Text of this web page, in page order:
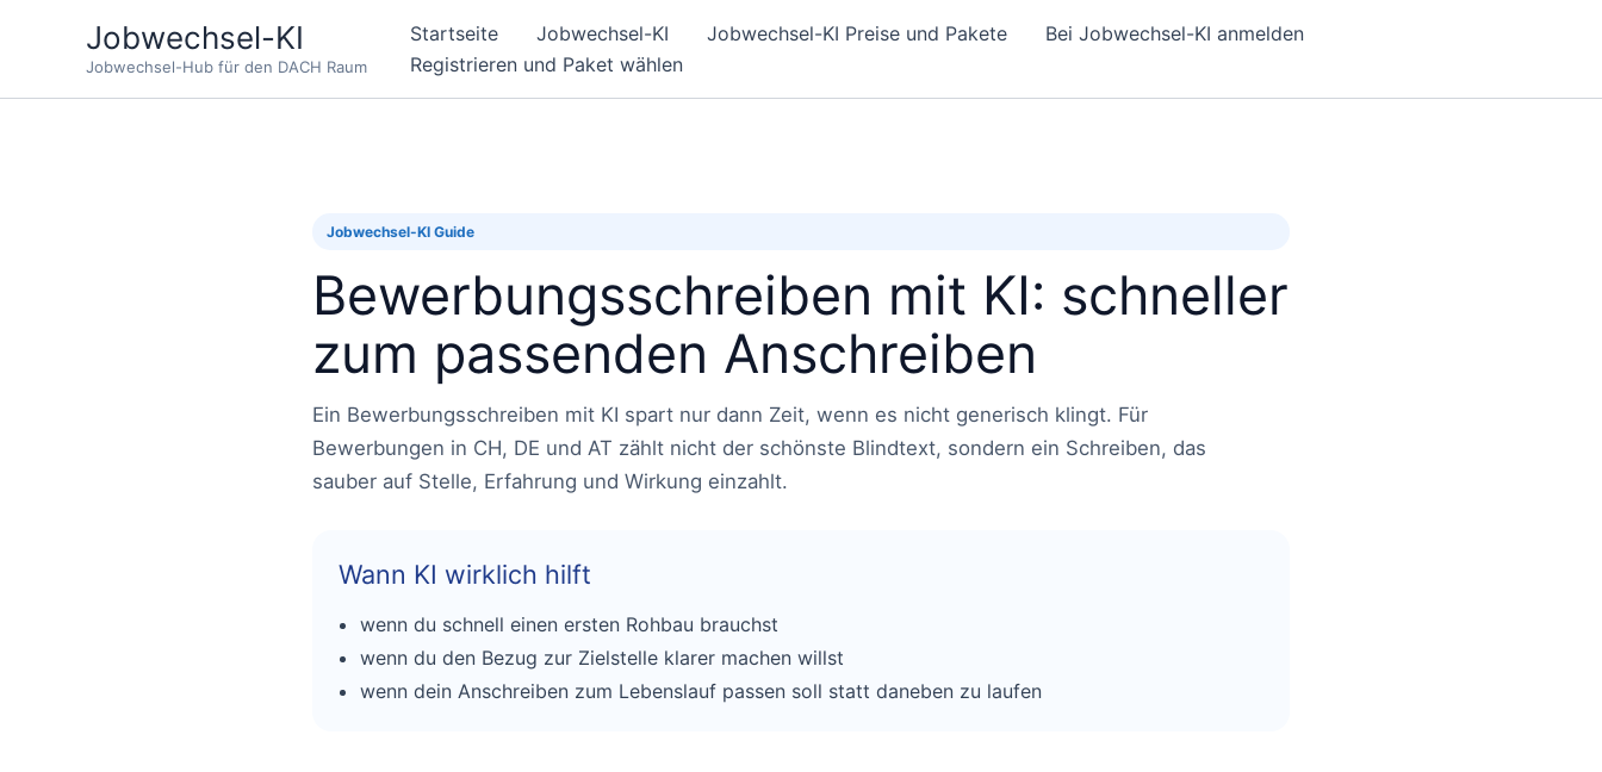
Jobwechsel-KI
Jobwechsel-Hub für den DACH Raum
Startseite Jobwechsel-KI Jobwechsel-KI Preise und Pakete
Bei Jobwechsel-KI anmelden
Registrieren und Paket wählen
Jobwechsel-KI Guide
Bewerbungsschreiben mit KI: schneller
zum passenden Anschreiben
Ein Bewerbungsschreiben mit KI spart nur dann Zeit, wenn es nicht generisch klingt. Für
Bewerbungen in CH, DE und AT zählt nicht der schönste Blindtext, sondern ein Schreiben, das
sauber auf Stelle, Erfahrung und Wirkung einzahlt.
Wann KI wirklich hilft
wenn du schnell einen ersten Rohbau brauchst
wenn du den Bezug zur Zielstelle klarer machen willst
wenn dein Anschreiben zum Lebenslauf passen soll statt daneben zu laufen